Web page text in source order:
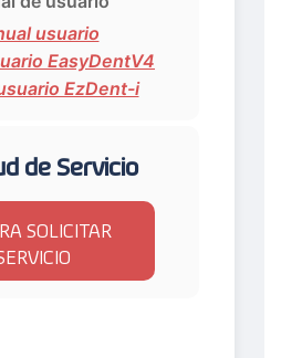
usuario
EasyDentV4
EzDent-i
de Servicio
SOLICITAR